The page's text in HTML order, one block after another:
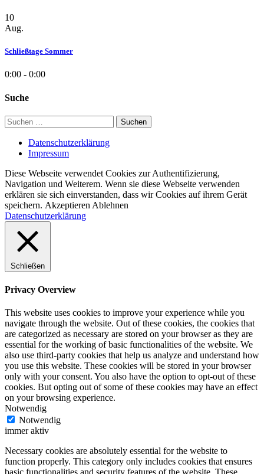
10
Aug.
Schließtage Sommer
0:00 - 0:00
Suche
Suchen
nach:
Datenschutzerklärung
Impressum
Diese Webseite verwendet Cookies zur Authentifizierung,
Navigation und Weiterem. Wenn sie diese Webseite verwenden
erklären sie sich einverstanden, dass wir Cookies auf ihrem Gerät
speichern. Akzeptieren Ablehnen
Datenschutzerklärung
Schließen
Privacy Overview
This website uses cookies to improve your experience while you
navigate through the website. Out of these cookies, the cookies that
are categorized as necessary are stored on your browser as they are
essential for the working of basic functionalities of the website. We
also use third-party cookies that help us analyze and understand how
you use this website. These cookies will be stored in your browser
only with your consent. You also have the option to opt-out of these
cookies. But opting out of some of these cookies may have an effect
on your browsing experience.
Notwendig
Notwendig
immer aktiv
Necessary cookies are absolutely essential for the website to
function properly. This category only includes cookies that ensures